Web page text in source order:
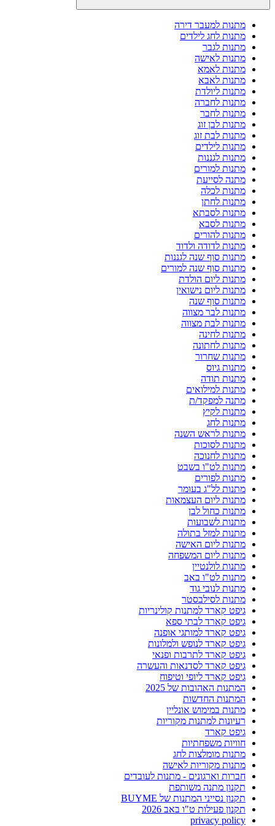
מתנות למעבר דירה
מתנות לחג לילדים
מתנות לגבר
מתנות לאישה
מתנות לאמא
מתנות לאבא
מתנות ליולדת
מתנות לחברה
מתנות לחבר
מתנות לבן זוג
מתנות לבת זוג
מתנות לילדים
מתנות לגננות
מתנות למורים
מתנה לסייעת
מתנות לכלה
מתנות לחתן
מתנות לסבתא
מתנות לסבא
מתנות להורים
מתנות לדודה ולדוד
מתנות סוף שנה לגננות
מתנות סוף שנה למורים
מתנות ליום הולדת
מתנות ליום נישואין
מתנות סוף שנה
מתנות לבר מצווה
מתנות לבת מצווה
מתנות לחינה
מתנות לחתונה
מתנות שחרור
מתנות גיוס
מתנות תודה
מתנות למילואים
מתנה למפקד/ת
מתנות לקיץ
מתנות לחג
מתנות לראש השנה
מתנות לסוכות
מתנות לחנוכה
מתנות לט"ו בשבט
מתנות לפורים
מתנות לל"ג בעומר
מתנות ליום העצמאות
מתנות כחול לבן
מתנות לשבועות
מתנות למזל בתולה
מתנות ליום האישה
מתנות ליום המשפחה
מתנות לולנטיין
מתנות לט"ו באב
מתנות לנובי גוד
מתנות לסילבסטר
גיפט קארד למתנות קולינריות
גיפט קארד לבתי ספא
גיפט קארד למותגי אופנה
גיפט קארד לנופש ולמלונות
גיפט קארד לתרבות ופנאי
גיפט קארד לסדנאות והעשרה
גיפט קארד ליופי וטיפוח
המתנות האהובות של 2025
המתנות החדשות
מתנות במימוש אונליין
רעיונות למתנות מקוריות
גיפט קארד
חוויות משפחתיות
מתנות מומלצות לחג
מתנות מקוריות לאישה
חברות וארגונים - מתנות לעובדים
תקנון מתנה משותפת
תקנון נסייני המתנות של BUYME
תקנון פעילות ט"ו באב 2026
privacy policy